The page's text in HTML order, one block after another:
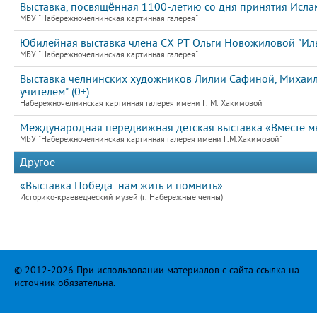
Выставка, посвящённая 1100-летию со дня принятия
МБУ "Набережночелнинская картинная галерея"
Юбилейная выставка члена СХ РТ Ольги Новожиловой
МБУ "Набережночелнинская картинная галерея"
Выставка челнинских художников Лилии Сафиной,
учителем" (0+)
Набережночелнинская картинная галерея имени Г. М. Хакимовой
Международная передвижная детская выставка «Вместе
МБУ "Набережночелнинская картинная галерея имени Г.М.Хакимовой"
Другое
«Выставка Победа: нам жить и помнить»
Историко-краеведческий музей (г. Набережные челны)
© 2012-2026 При использовании материалов с сайта ссылка на
источник обязательна.